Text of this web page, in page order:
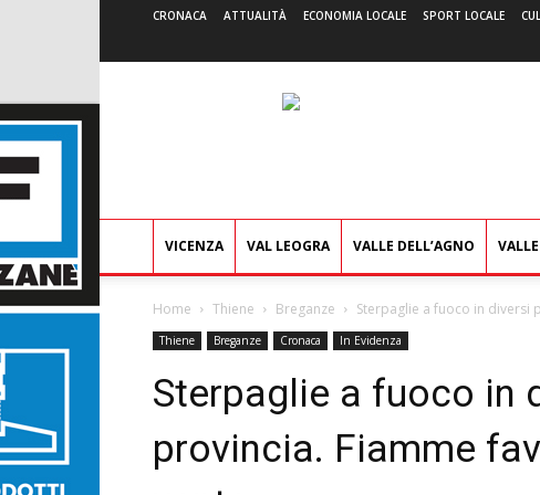
CRONACA ATTUALITÀ ECONOMIA LOCALE SPORT LOCALE
VICENZA VAL LEOGRA VALLE DELL’AGNO
Home Thiene Breganze Sterpaglie a fuoco in diversi
Thiene Breganze Cronaca In Evidenza
Sterpaglie a fuoco in
provincia. Fiamme